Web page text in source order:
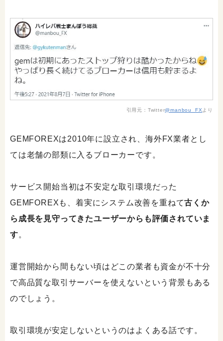
引用元：Twitter@manbou_FX より
GEMFOREXは2010年に設立され、海外FX業者とし
ては老舗の部類に入るブローカーです。
サービス開始当初は不安定な取引環境だった
GEMFOREXも、着実にシステム改善を重ねて古くか
ら成長を見守ってきたユーザーからも評価されていま
す。
運営開始から間もない頃はどこの業者も資金が不十分
で高品質な取引サーバーを使えないという背景もある
のでしょう。
取引環境が安定しないというのはよくある話です。